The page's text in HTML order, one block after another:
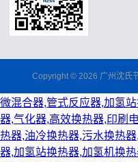
Copyright © 2026 广州沈氏
微混合器,管式反应器,加氢
器,气化器,高效换热器,印刷
热器,油冷换热器,污水换热
器,加氢站换热器,加氢机换